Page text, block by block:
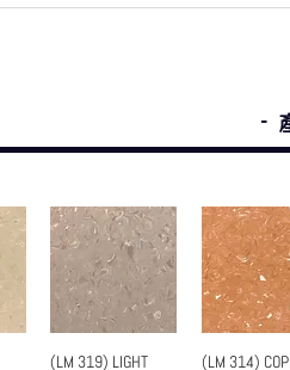
-
快速瀏覽
(LM 319) LIGHT
快速瀏
(LM 314)